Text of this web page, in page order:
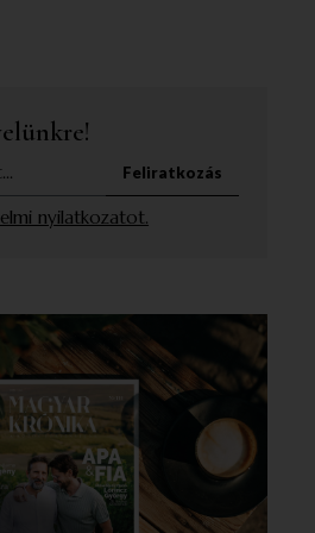
nyilatkozatot.
Feliratkozás